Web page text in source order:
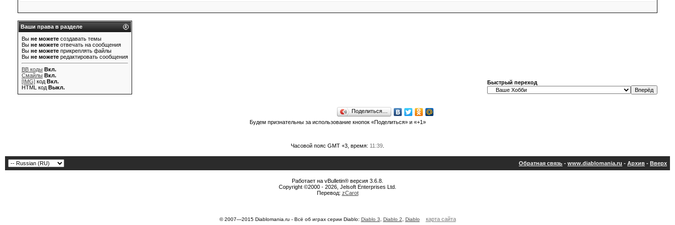
Ваши права в разделе
Вы не можете создавать темы
Вы не можете отвечать на сообщения
Вы не можете прикреплять файлы
Вы не можете редактировать сообщения
BB коды Вкл.
Смайлы Вкл.
[IMG] код Вкл.
HTML код Выкл.
Быстрый переход
Поделиться…
Будем признательны за использование кнопок «Поделиться» и «+1»
Часовой пояс GMT +3, время: 11:39
Обратная связь - www.diablomania.ru - Архив - Вверх
Работает на vBulletin® версия 3.6.8.
Copyright ©2000 - 2026, Jelsoft Enterprises Ltd.
Перевод: zCarot
© 2007—2015 Diablomania.ru - Всё об играх серии Diablo: Diablo 3 Diablo 2 Diablo карта сайта